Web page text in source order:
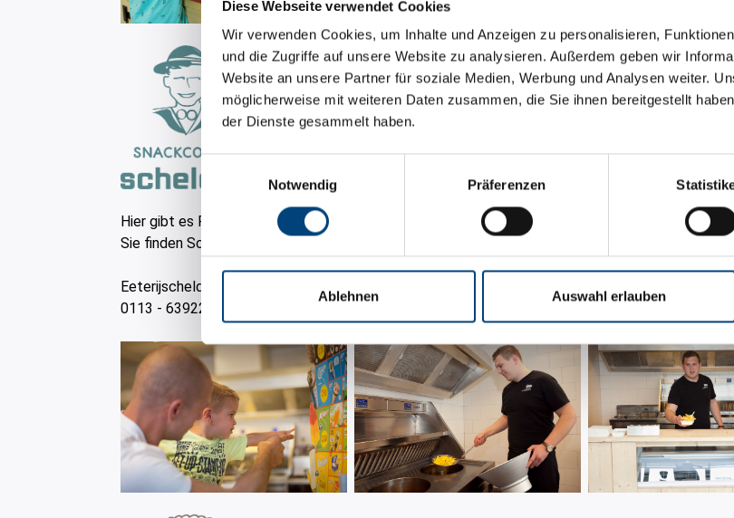
Diese Webseite verwendet Cookies
Wir verwenden Cookies, um Inhalte und Anzeigen zu personalisieren,
und die Zugriffe auf unsere Website zu analysieren. Außerdem geben wir
Website an unsere Partner für soziale Medien, Werbung und Analysen weiter.
möglicherweise mit weiteren Daten zusammen, die Sie ihnen bereitgestellt
der Dienste gesammelt haben.
Notwendig
Präferenzen
Ablehnen Auswahl erlauben
Hier gibt es Pommes frites, Snacks und Eiscreme. Gut für zwischendurch oder als einfache
Sie finden Scheldo's Snackcorner auch im Hauptgebäude des Campingplatzes.
Eeterijscheldos.nl
0113 - 639226 (Auswahl 3)